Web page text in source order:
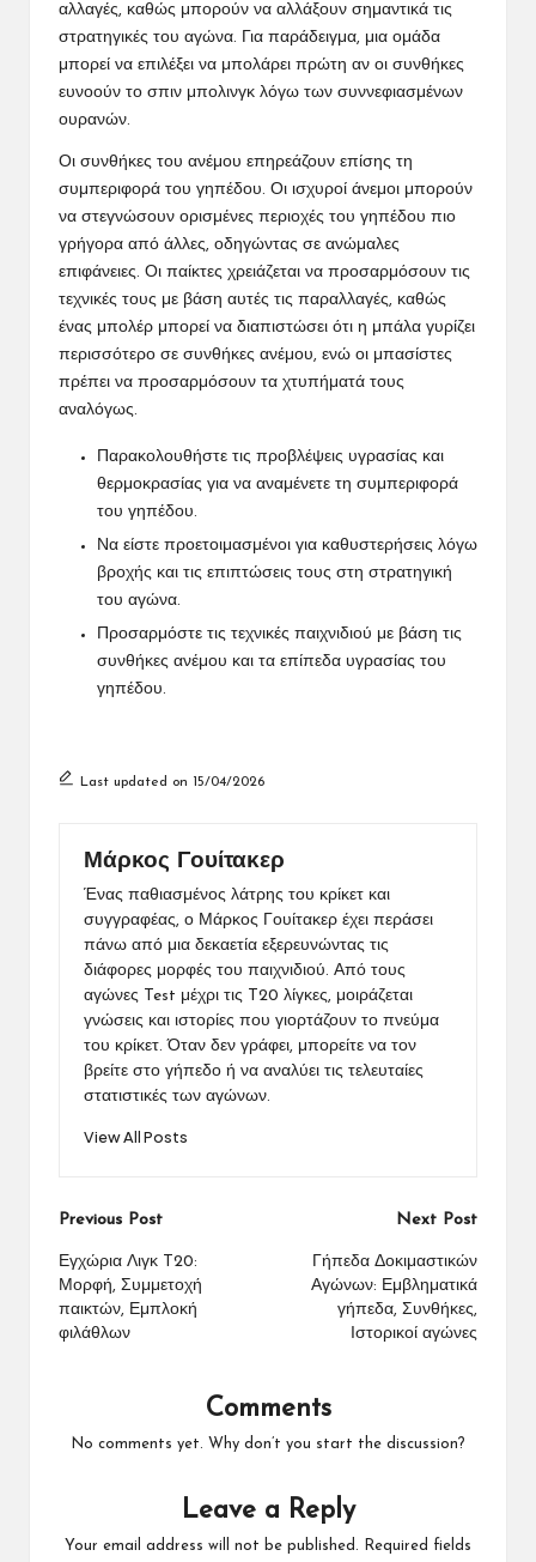
αλλαγές, καθώς μπορούν να αλλάξουν σημαντικά τις
στρατηγικές του αγώνα. Για παράδειγμα, μια ομάδα
μπορεί να επιλέξει να μπολάρει πρώτη αν οι συνθήκες
ευνοούν το σπιν μπολινγκ λόγω των συννεφιασμένων
ουρανών.
Οι συνθήκες του ανέμου επηρεάζουν επίσης τη
συμπεριφορά του γηπέδου. Οι ισχυροί άνεμοι μπορούν
να στεγνώσουν ορισμένες περιοχές του γηπέδου πιο
γρήγορα από άλλες, οδηγώντας σε ανώμαλες
επιφάνειες. Οι παίκτες χρειάζεται να προσαρμόσουν τις
τεχνικές τους με βάση αυτές τις παραλλαγές, καθώς
ένας μπολέρ μπορεί να διαπιστώσει ότι η μπάλα γυρίζει
περισσότερο σε συνθήκες ανέμου, ενώ οι μπασίστες
πρέπει να προσαρμόσουν τα χτυπήματά τους
αναλόγως.
Παρακολουθήστε τις προβλέψεις υγρασίας και
θερμοκρασίας για να αναμένετε τη συμπεριφορά
του γηπέδου.
Να είστε προετοιμασμένοι για καθυστερήσεις λόγω
βροχής και τις επιπτώσεις τους στη στρατηγική
του αγώνα.
Προσαρμόστε τις τεχνικές παιχνιδιού με βάση τις
συνθήκες ανέμου και τα επίπεδα υγρασίας του
γηπέδου.
Last updated on 15/04/2026
Μάρκος Γουίτακερ
Ένας παθιασμένος λάτρης του κρίκετ και
συγγραφέας, ο Μάρκος Γουίτακερ έχει περάσει
πάνω από μια δεκαετία εξερευνώντας τις
διάφορες μορφές του παιχνιδιού. Από τους
αγώνες Test μέχρι τις T20 λίγκες, μοιράζεται
γνώσεις και ιστορίες που γιορτάζουν το πνεύμα
του κρίκετ. Όταν δεν γράφει, μπορείτε να τον
βρείτε στο γήπεδο ή να αναλύει τις τελευταίες
στατιστικές των αγώνων.
View All Posts
Post
navigation
Previous Post
Εγχώρια Λιγκ T20:
Μορφή, Συμμετοχή
παικτών, Εμπλοκή
φιλάθλων
Next Post
Γήπεδα Δοκιμαστικών
Αγώνων: Εμβληματικά
γήπεδα, Συνθήκες,
Ιστορικοί αγώνες
Comments
No comments yet. Why don’t you start the discussion?
Leave a Reply
Your email address will not be published.
Required fields